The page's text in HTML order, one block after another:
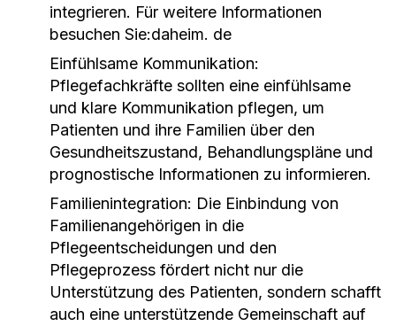
integrieren. Für weitere Informationen
besuchen Sie:daheim. de
Einfühlsame Kommunikation:
Pflegefachkräfte sollten eine einfühlsame
und klare Kommunikation pflegen, um
Patienten und ihre Familien über den
Gesundheitszustand, Behandlungspläne und
prognostische Informationen zu informieren.
Familienintegration: Die Einbindung von
Familienangehörigen in die
Pflegeentscheidungen und den
Pflegeprozess fördert nicht nur die
Unterstützung des Patienten, sondern schafft
auch eine unterstützende Gemeinschaft auf